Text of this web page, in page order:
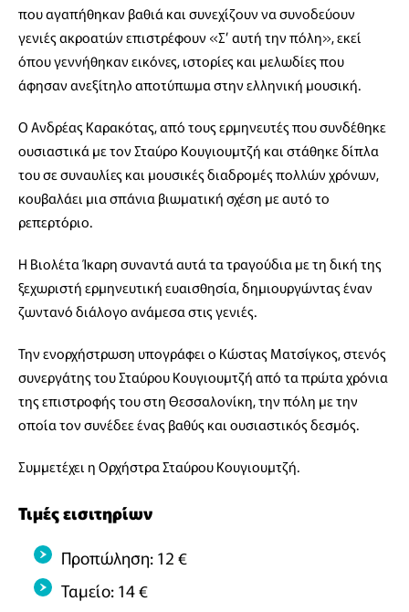
που αγαπήθηκαν βαθιά και συνεχίζουν να συνοδεύουν
γενιές ακροατών επιστρέφουν «Σ’ αυτή την πόλη», εκεί
όπου γεννήθηκαν εικόνες, ιστορίες και μελωδίες που
άφησαν ανεξίτηλο αποτύπωμα στην ελληνική μουσική.
Ο Ανδρέας Καρακότας, από τους ερμηνευτές που συνδέθηκε
ουσιαστικά με τον Σταύρο Κουγιουμτζή και στάθηκε δίπλα
του σε συναυλίες και μουσικές διαδρομές πολλών χρόνων,
κουβαλάει μια σπάνια βιωματική σχέση με αυτό το
ρεπερτόριο.
Η Βιολέτα Ίκαρη συναντά αυτά τα τραγούδια με τη δική της
ξεχωριστή ερμηνευτική ευαισθησία, δημιουργώντας έναν
ζωντανό διάλογο ανάμεσα στις γενιές.
Την ενορχήστρωση υπογράφει ο Κώστας Ματσίγκος, στενός
συνεργάτης του Σταύρου Κουγιουμτζή από τα πρώτα χρόνια
της επιστροφής του στη Θεσσαλονίκη, την πόλη με την
οποία τον συνέδεε ένας βαθύς και ουσιαστικός δεσμός.
Συμμετέχει η Ορχήστρα Σταύρου Κουγιουμτζή.
Τιμές εισιτηρίων
Προπώληση: 12 €
Ταμείο: 14 €